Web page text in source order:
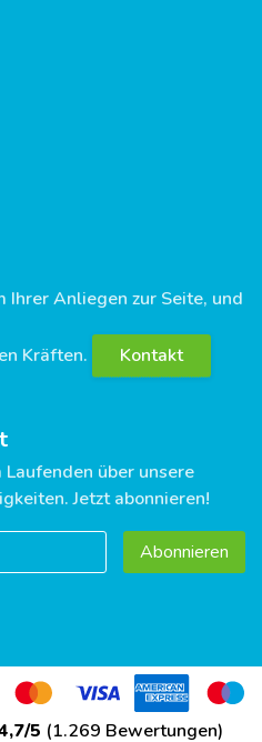
Ihrer Anliegen zur Seite, und
Kräften. Kontakt
über unsere
Jetzt abonnieren!
Abonnieren
5 (1.269 Bewertungen)